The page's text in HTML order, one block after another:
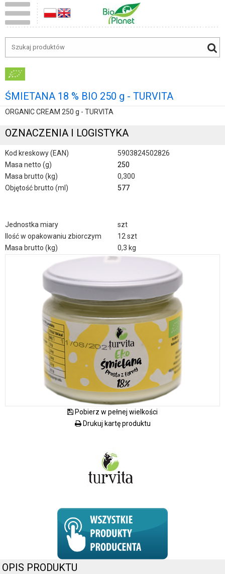
ŚMIETANA 18 % BIO 250 g - TURVITA
ORGANIC CREAM 250 g - TURVITA
OZNACZENIA I LOGISTYKA
Kod kreskowy (EAN)
5903824502826
Masa netto (g)
250
Masa brutto (kg)
0,300
Objętość brutto (ml)
577
Jednostka miary
szt
Ilość w opakowaniu zbiorczym
12 szt
Masa brutto (kg)
0,3 kg
Pobierz w pełnej wielkości
Drukuj kartę produktu
OPIS PRODUKTU